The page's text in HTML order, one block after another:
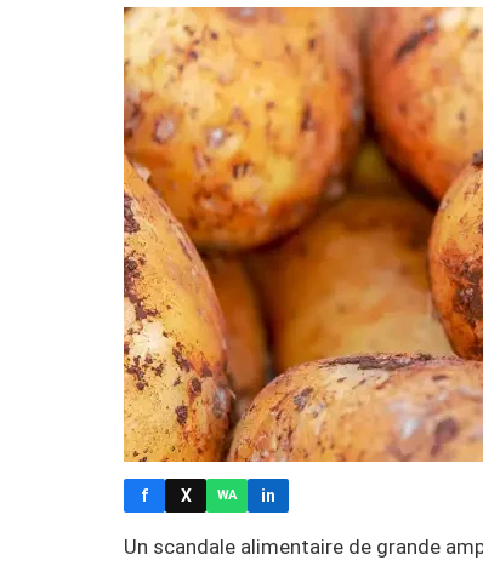
f X WA in
Un scandale alimentaire de grande